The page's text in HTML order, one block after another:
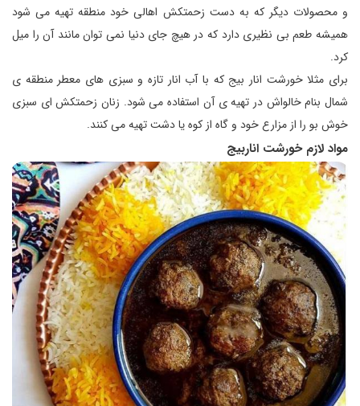
و محصولات دیگر که به دست زحمتکش اهالی خود منطقه تهیه می شود
همیشه طعم بی نظیری دارد که در هیچ جای دنیا نمی توان مانند آن را میل
کرد.
برای مثلا خورشت انار بیج که با آب انار تازه و سبزی های معطر منطقه ی
شمال بنام خالواش در تهیه ی آن استفاده می شود. زنان زحمتکش ای سبزی
خوش بو را از مزارع خود و گاه از کوه یا دشت تهیه می کنند.
مواد لازم خورشت اناربیج